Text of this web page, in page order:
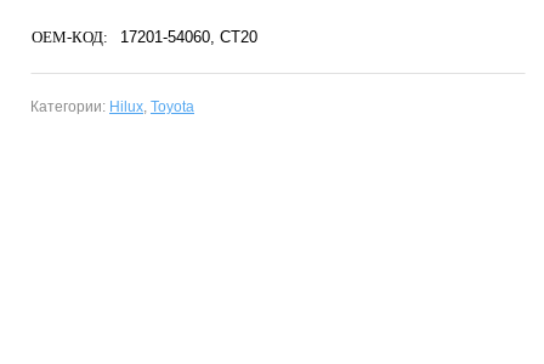
OEM-КОД: 17201-54060 CT20
Категории: Hilux, Toyota